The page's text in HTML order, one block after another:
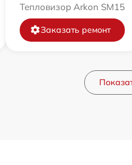
Тепловизор Arkon SM15
Заказать ремонт